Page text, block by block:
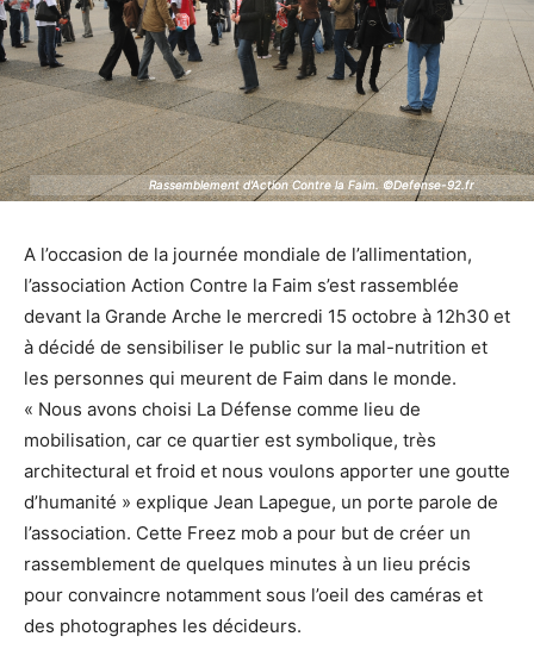
Rassemblement d'Action Contre la Faim. ©Defense-92.fr
Rassemblement d'Action Contre la Faim. ©Defense-92.fr
A l’occasion de la journée mondiale de l’allimentation,
l’association Action Contre la Faim s’est rassemblée
devant la Grande Arche le mercredi 15 octobre à 12h30 et
à décidé de sensibiliser le public sur la mal-nutrition et
les personnes qui meurent de Faim dans le monde.
« Nous avons choisi La Défense comme lieu de
mobilisation, car ce quartier est symbolique, très
architectural et froid et nous voulons apporter une goutte
d’humanité » explique Jean Lapegue, un porte parole de
l’association. Cette Freez mob a pour but de créer un
rassemblement de quelques minutes à un lieu précis
pour convaincre notamment sous l’oeil des caméras et
des photographes les décideurs.